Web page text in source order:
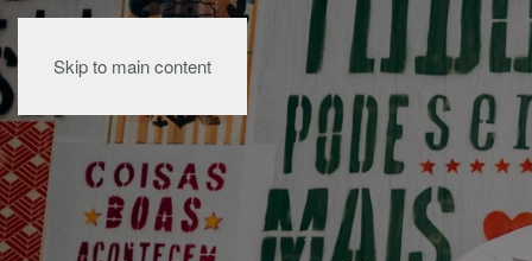
Skip to main content